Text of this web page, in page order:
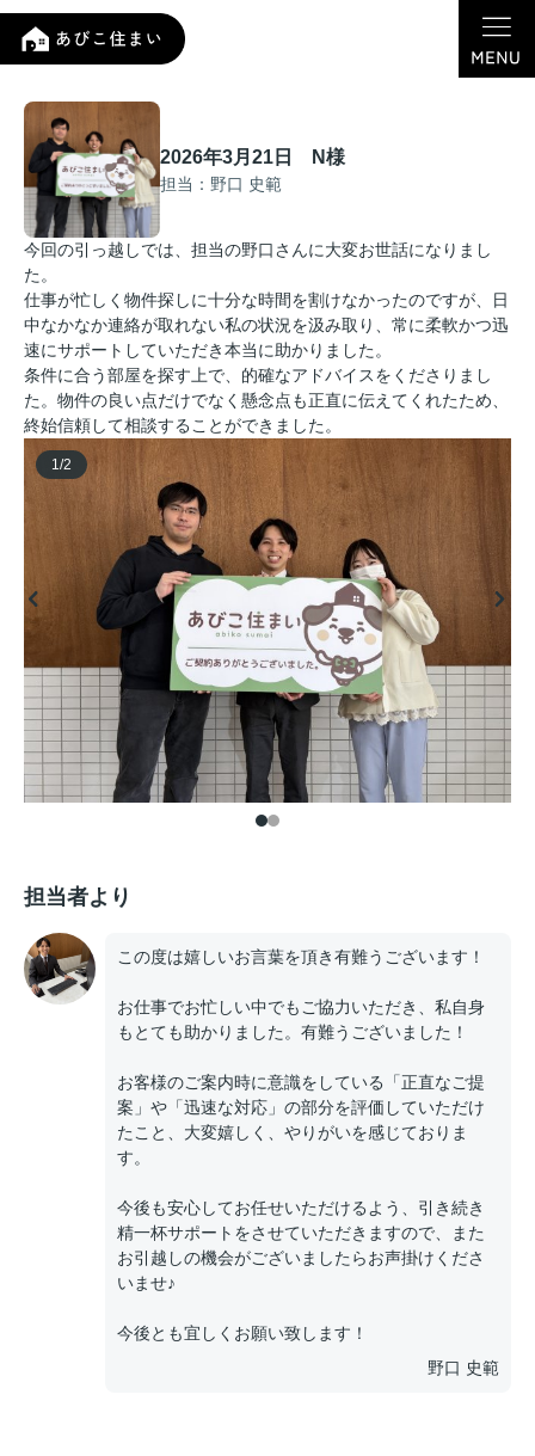
2026年3月21日 N様
担当：野口 史範
今回の引っ越しでは、担当の野口さんに大変お世話になりまし
た。
仕事が忙しく物件探しに十分な時間を割けなかったのですが、日
中なかなか連絡が取れない私の状況を汲み取り、常に柔軟かつ迅
速にサポートしていただき本当に助かりました。
条件に合う部屋を探す上で、的確なアドバイスをくださりまし
た。物件の良い点だけでなく懸念点も正直に伝えてくれたため、
終始信頼して相談することができました。
1 /2
担当者より
この度は嬉しいお言葉を頂き有難うございます！
お仕事でお忙しい中でもご協力いただき、私自身
もとても助かりました。有難うございました！
お客様のご案内時に意識をしている「正直なご提
案」や「迅速な対応」の部分を評価していただけ
たこと、大変嬉しく、やりがいを感じておりま
す。
今後も安心してお任せいただけるよう、引き続き
精一杯サポートをさせていただきますので、また
お引越しの機会がございましたらお声掛けくださ
いませ♪
今後とも宜しくお願い致します！
野口 史範